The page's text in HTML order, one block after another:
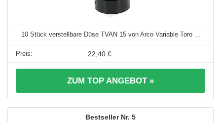
10 Stück verstellbare Düse TVAN 15 von Arco Variable Toro ...
22,40 €
ZUM TOP ANGEBOT »
5